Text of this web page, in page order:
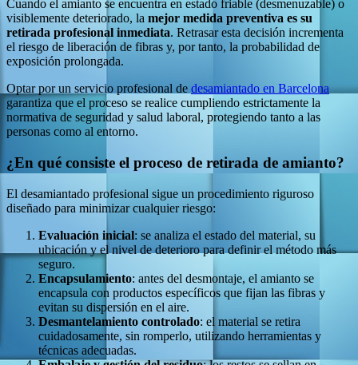
Cuando el amianto se encuentra en estado friable (desmenuzable) o
visiblemente deteriorado, la mejor medida preventiva es su
retirada profesional inmediata. Retrasar esta decisión incrementa
el riesgo de liberación de fibras y, por tanto, la probabilidad de
exposición prolongada.
Optar por un servicio profesional de desamiantado en Barcelona
garantiza que el proceso se realice cumpliendo estrictamente la
normativa de seguridad y salud laboral, protegiendo tanto a las
personas como al entorno.
¿En qué consiste el proceso de retirada de amianto?
El desamiantado profesional sigue un procedimiento riguroso
diseñado para minimizar cualquier riesgo:
Evaluación inicial: se analiza el estado del material, su
ubicación y el nivel de deterioro para definir el método más
seguro.
Encapsulamiento: antes del desmontaje, el amianto se
encapsula con productos específicos que fijan las fibras y
evitan su dispersión en el aire.
Desmantelamiento controlado: el material se retira
cuidadosamente, sin romperlo, utilizando herramientas y
técnicas adecuadas.